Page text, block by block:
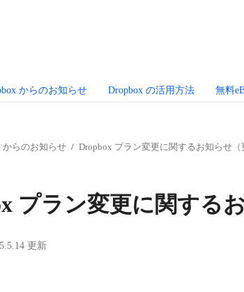
からのお知らせ Dropbox の活用方法 無料
からのお知らせ Dropbox プラン変更に関するお知らせ（
プラン変更に関する
更新